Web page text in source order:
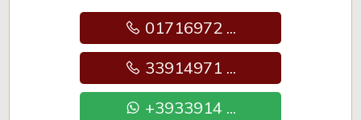
01716972 ...
33914971 ...
+3933914 ...